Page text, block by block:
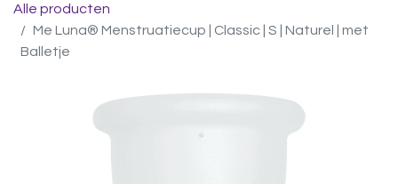
Alle producten
Me Luna® Menstruatiecup | Classic | S | Naturel | met
Balletje